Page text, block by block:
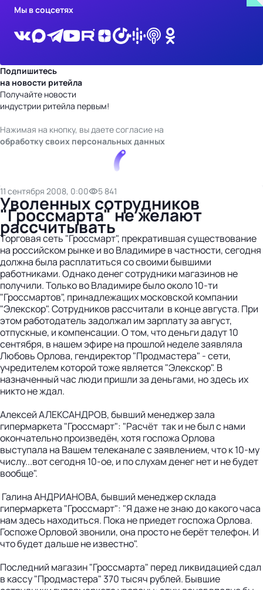
Мы в соцсетях
Подпишитесь
на новости ритейла
Получайте новости
индустрии ритейла первым!
Нажимая на кнопку, вы даете согласие на
обработку своих персональных данных
11 сентября 2008, 0:00 5 841
Уволенных сотрудников
"Гроссмарта" не желают
рассчитывать
Торговая сеть "Гроссмарт", прекратившая существование
на российском рынке и во Владимире в частности, сегодня
должна была расплатиться со своими бывшими
работниками. Однако денег сотрудники магазинов не
получили. Только во Владимире было около 10-ти
"Гроссмартов", принадлежащих московской компании
"Элекскор". Сотрудников рассчитали в конце августа. При
этом работодатель задолжал им зарплату за август,
отпускные, и компенсации. О том, что деньги дадут 10
сентября, в нашем эфире на прошлой неделе заявляла
Любовь Орлова, гендиректор "Продмастера" - сети,
учредителем которой тоже является "Элекскор". В
назначенный час люди пришли за деньгами, но здесь их
никто не ждал.
Алексей АЛЕКСАНДРОВ, бывший менеджер зала
гипермаркета "Гроссмарт": "Расчёт так и не был с нами
окончательно произведён, хотя госпожа Орлова
выступала на Вашем телеканале с заявлением, что к 10-му
числу...вот сегодня 10-ое, и по слухам денег нет и не будет
вообще".
Галина АНДРИАНОВА, бывший менеджер склада
гипермаркета "Гроссмарт": "Я даже не знаю до какого часа
нам здесь находиться. Пока не приедет госпожа Орлова.
Госпоже Орловой звонили, она просто не берёт телефон. И
что будет дальше не известно".
Последний магазин "Гроссмарта" перед ликвидацией сдал
в кассу "Продмастера" 370 тысяч рублей. Бывшие